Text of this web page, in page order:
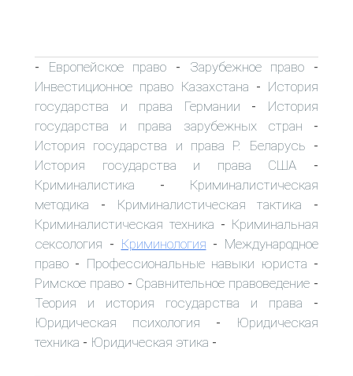
- Европейское право - Зарубежное право -
Инвестиционное право Казахстана - История
государства и права Германии - История
государства и права зарубежных стран -
История государства и права Р. Беларусь -
История государства и права США -
Криминалистика - Криминалистическая
методика - Криминалистическая тактика -
Криминалистическая техника - Криминальная
сексология - Криминология - Международное
право - Профессиональные навыки юриста -
Римское право- Сравнительное правоведение -
Теория и история государства и права -
Юридическая психология -
Юридическая
техника - Юридическая этика -